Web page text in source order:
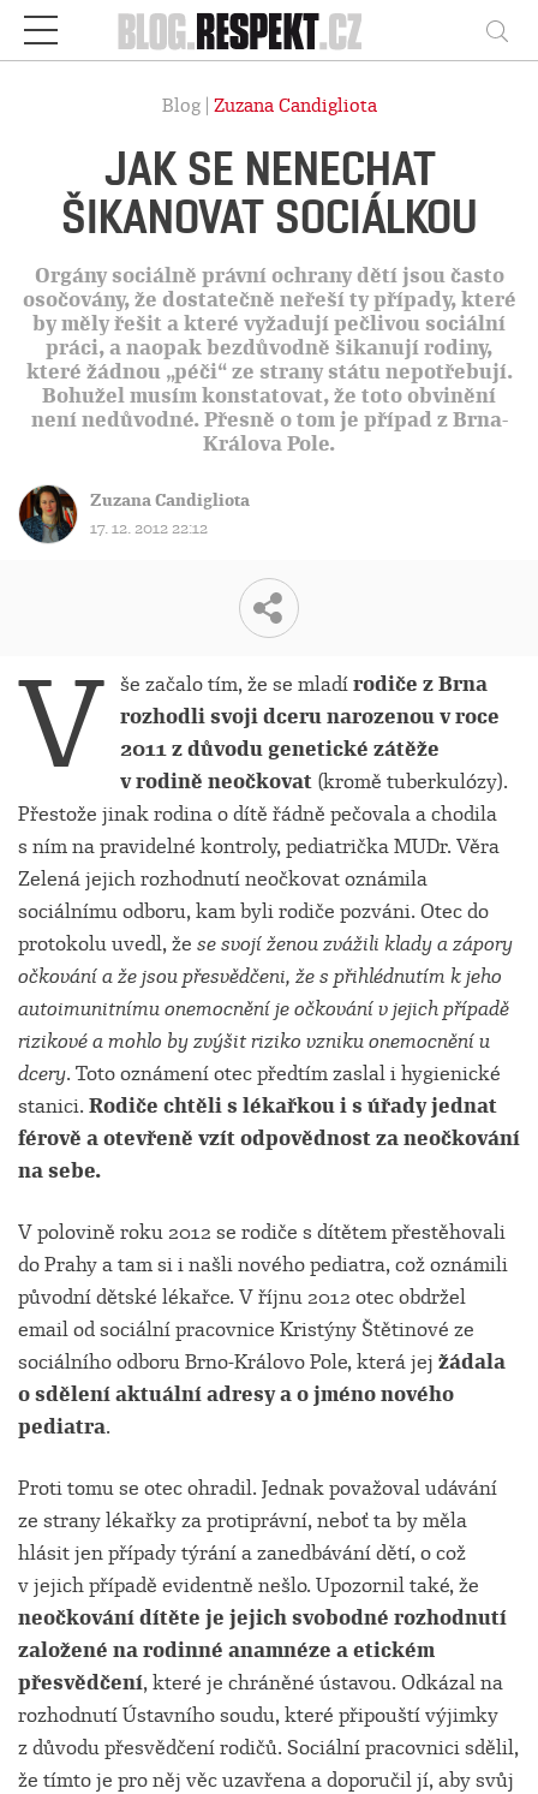
Respekt
Blog | Zuzana Candigliota
JAK SE NENECHAT
ŠIKANOVAT SOCIÁLKOU
Orgány sociálně právní ochrany dětí jsou často
osočovány, že dostatečně neřeší ty případy, které
by měly řešit a které vyžadují pečlivou sociální
práci, a naopak bezdůvodně šikanují rodiny,
které žádnou „péči“ ze strany státu nepotřebují.
Bohužel musím konstatovat, že toto obvinění
není nedůvodné. Přesně o tom je případ z Brna-
Králova Pole.
Zuzana Candigliota
17. 12. 2012 22:12
V še začalo tím, že se mladírodiče z Brna
rozhodli svoji dceru narozenou v roce
2011 z důvodu genetické zátěže
v rodině neočkovat (kromě tuberkulózy).
Přestože jinak rodina o dítě řádně pečovala a chodila
s ním na pravidelné kontroly, pediatrička MUDr. Věra
Zelená jejich rozhodnutí neočkovat oznámila
sociálnímu odboru, kam byli rodiče pozváni. Otec do
protokolu uvedl, že se svojí ženou zvážili klady a zápory
očkování a že jsou přesvědčeni, že s přihlédnutím k jeho
autoimunitnímu onemocnění je očkování v jejich případě
rizikové a mohlo by zvýšit riziko vzniku onemocnění u
dcery. Toto oznámení otec předtím zaslal i hygienické
stanici. Rodiče chtěli s lékařkou i s úřady jednat
férově a otevřeně vzít odpovědnostza neočkování
na sebe.
V polovině roku 2012 se rodiče s dítětem přestěhovali
do Prahy a tam si i našli nového pediatra, což oznámili
původní dětské lékařce. V říjnu 2012 otec obdržel
email od sociální pracovnice Kristýny Štětinové ze
sociálního odboru Brno-Královo Pole, která jej žádala
o sdělení aktuální adresy a o jméno nového
pediatra.
Proti tomu se otec ohradil. Jednak považoval udávání
ze strany lékařky za protiprávní, neboť ta by měla
hlásit jen případy týrání a zanedbávání dětí, o což
v jejich případě evidentně nešlo. Upozornil také, že
neočkování dítěte je jejich svobodné rozhodnutí
založené na rodinné anamnéze a etickém
přesvědčení, které je chráněné ústavou. Odkázal na
rozhodnutí Ústavního soudu, které připouští výjimky
z důvodu přesvědčení rodičů. Sociální pracovnici sdělil,
že tímto je pro něj věc uzavřena a doporučil jí, aby svůj